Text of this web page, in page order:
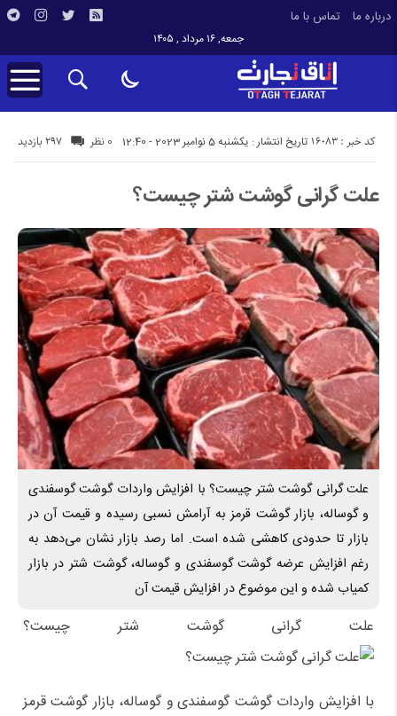
درباره ما تماس با ما
جمعه, ۱۶ مرداد , ۱۴۰۵
تاریخ انتشار : یکشنبه 5 نوامبر 2023 - 12:40 297 بازدید کد خبر : 16083 0 نظر
علت گرانی گوشت شتر چیست؟
علت گرانی گوشت شتر چیست؟ با افزایش واردات گوشت گوسفندی
و گوساله، بازار گوشت قرمز به آرامش نسبی رسیده و قیمت آن در
بازار تا حدودی کاهشی شده است. اما رصد بازار نشان می‌دهد به
رغم افزایش عرضه گوشت گوسفندی و گوساله، گوشت شتر در بازار
کمیاب شده و این موضوع در افزایش قیمت آن
علت گرانی گوشت شتر چیست؟
با افزایش واردات گوشت گوسفندی و گوساله، بازار گوشت قرمز